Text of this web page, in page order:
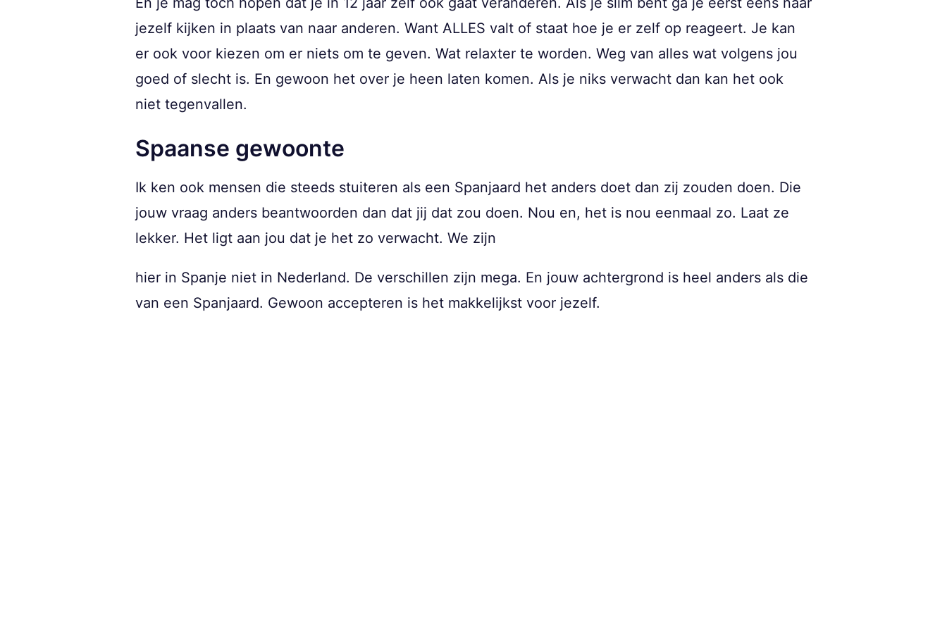
jezelf kijken in plaats van naar anderen. Want ALLES valt of staat hoe je er zelf op reageert. Je kan
er ook voor kiezen om er niets om te geven. Wat relaxter te worden. Weg van alles wat volgens jou
goed of slecht is. En gewoon het over je heen laten komen. Als je niks verwacht dan kan het ook
niet tegenvallen.
Spaanse gewoonte
Ik ken ook mensen die steeds stuiteren als een Spanjaard het anders doet dan zij zouden doen. Die
jouw vraag anders beantwoorden dan dat jij dat zou doen. Nou en, het is nou eenmaal zo. Laat ze
lekker. Het ligt aan jou dat je het zo verwacht. We zijn
hier in Spanje niet in Nederland. De verschillen zijn mega. En jouw achtergrond is heel anders als die
van een Spanjaard. Gewoon accepteren is het makkelijkst voor jezelf.